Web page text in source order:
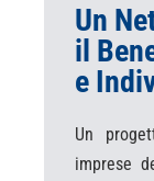
Un
il
e
Un
imprese